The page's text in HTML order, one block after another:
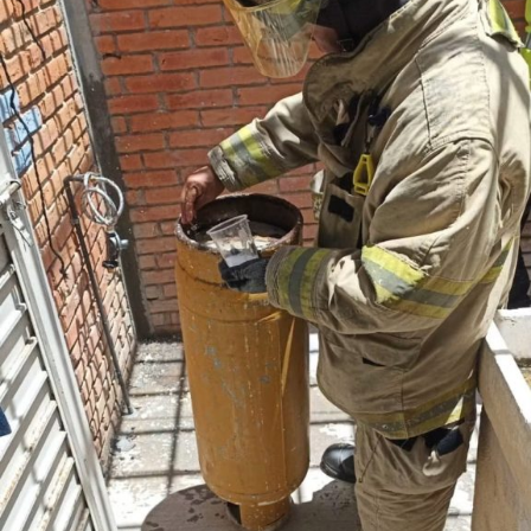
En la colonia La Virgen, se colocó una rejilla para el
desfogue ordenado del agua de lluvia, así mismo, en
la colonia Valle de San Isidro, a un costado de la
Unidad Administrativa Municipal, se construyeron dos
rejillas pluviales y
se conectó la línea de drenaje para acabar con
encharcamientos en temporada de lluvias, que afectaba la
movilidad de personas y automóviles en la zona.
Explicó que en la zona aledaña a la Unidad
Administrativa Municipal, en las calles San José y San